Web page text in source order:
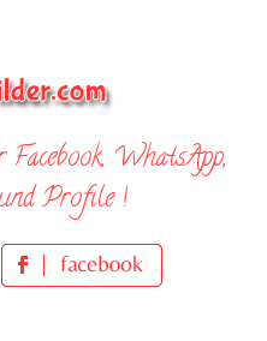
WhatsApp,
Profile !